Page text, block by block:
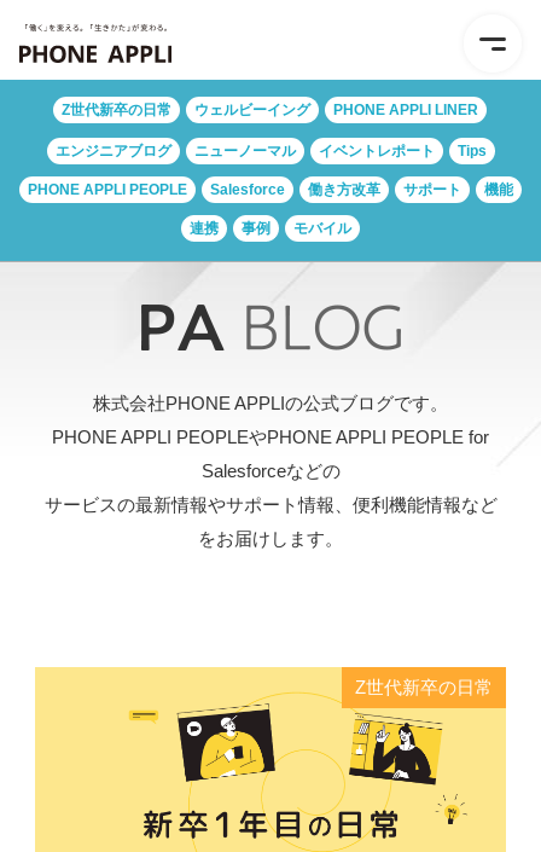
Z世代新卒の日常 ウェルビーイング PHONE APPLI LINER
エンジニアブログ ニューノーマル イベントレポート Tips
PHONE APPLI PEOPLE Salesforce 働き方改革 サポート 機能
連携 事例 モバイル
株式会社PHONE APPLIの公式ブログです。
PHONE APPLI PEOPLEやPHONE APPLI PEOPLE for
Salesforceなどの
サービスの最新情報やサポート情報、便利機能情報など
をお届けします。
Z世代新卒の日常